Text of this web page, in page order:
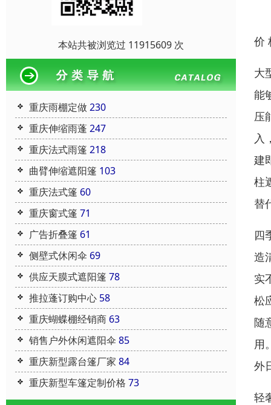
本站共被浏览过 11915609 次
重庆雨棚定做230
重庆伸缩雨蓬247
重庆法式雨篷 218
曲臂伸缩遮阳篷 103
重庆法式篷 60
重庆窗式篷 71
广告折叠篷 61
侧壁式休闲伞 69
供应天膜式遮阳篷 78
推拉蓬订购中心 58
重庆蝴蝶棚经销商 63
销售户外休闲遮阳伞 85
重庆新型露台篷厂家 84
重庆新型车篷定制价格 73
价
大
能
压
入
建
柱
替
四
造
实
松
随
用
外
轻